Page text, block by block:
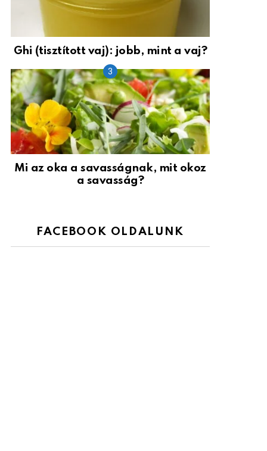
Ghi (tisztított vaj): jobb, mint a vaj?
Mi az oka a savasságnak, mit okoz
a savasság?
FACEBOOK OLDALUNK